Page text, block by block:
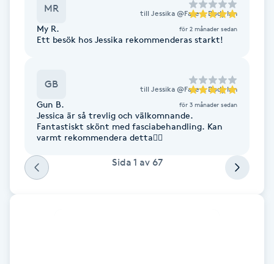
Fransförlängning Volym
Fransk manikyr
Frekvensterapi
Friskvård
Friskvårdsmassage
MR till Jessika @Face & Body Inn
My R. för 2 månader sedan
Ett besök hos Jessika rekommenderas starkt!
GB till Jessika @Face & Body Inn
Gun B. för 3 månader sedan
Jessica är så trevlig och välkomnande.
Fantastiskt skönt med fasciabehandling. Kan
varmt rekommendera detta👍🏻
Sida 1 av 67